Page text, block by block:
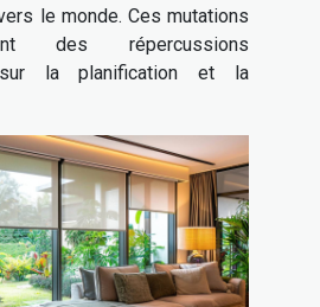
le monde. Ces mutations
des répercussions
sur la planification et la